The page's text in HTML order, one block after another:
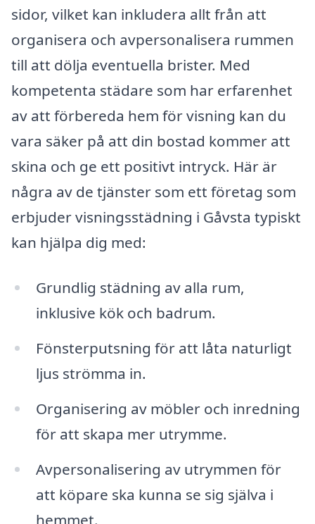
sidor, vilket kan inkludera allt från att
organisera och avpersonalisera rummen
till att dölja eventuella brister. Med
kompetenta städare som har erfarenhet
av att förbereda hem för visning kan du
vara säker på att din bostad kommer att
skina och ge ett positivt intryck. Här är
några av de tjänster som ett företag som
erbjuder visningsstädning i Gåvsta typiskt
kan hjälpa dig med:
Grundlig städning av alla rum,
inklusive kök och badrum.
Fönsterputsning för att låta naturligt
ljus strömma in.
Organisering av möbler och inredning
för att skapa mer utrymme.
Avpersonalisering av utrymmen för
att köpare ska kunna se sig själva i
hemmet.